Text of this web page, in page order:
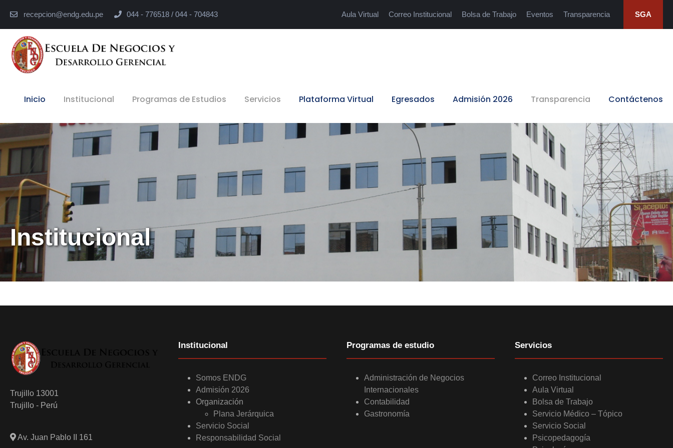
recepcion@endg.edu.pe 044 - 776518 / 044 - 704843 Aula Virtual Correo Institucional Bolsa de Trabajo Eventos Transparencia SGA
Inicio Institucional Programas de Estudios Servicios Plataforma Virtual Egresados Admisión 2026 Transparencia Contáctenos
Institucional
Trujillo 13001
Trujillo - Perú
Av. Juan Pablo II 161
Institucional
Somos ENDG
Admisión 2026
Organización
Plana Jerárquica
Servicio Social
Responsabilidad Social
Programas de estudio
Administración de Negocios
Internacionales
Contabilidad
Gastronomía
Servicios
Correo Institucional
Aula Virtual
Bolsa de Trabajo
Servicio Médico – Tópico
Servicio Social
Psicopedagogía